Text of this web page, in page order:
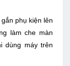
phụ kiện lên
làm che màn
dùng máy trên